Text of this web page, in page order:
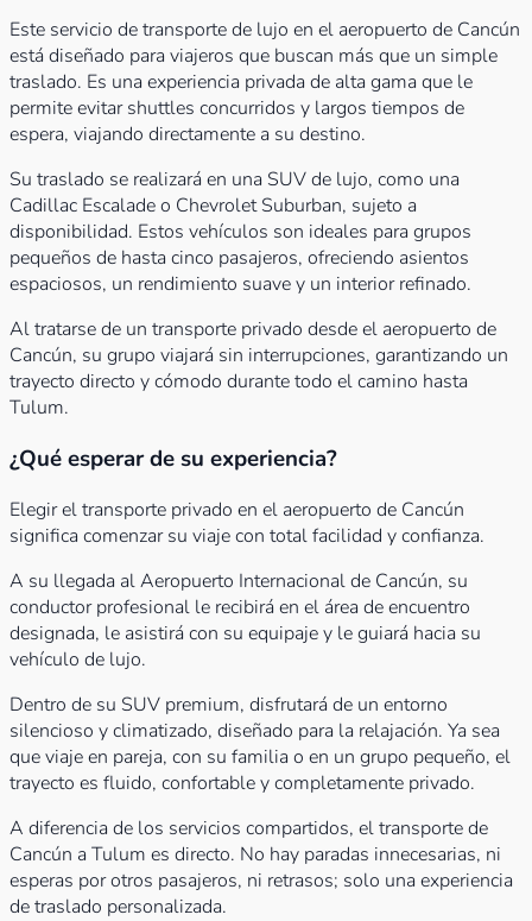
Este servicio de transporte de lujo en el aeropuerto de Cancún
está diseñado para viajeros que buscan más que un simple
traslado. Es una experiencia privada de alta gama que le
permite evitar shuttles concurridos y largos tiempos de
espera, viajando directamente a su destino.
Su traslado se realizará en una SUV de lujo, como una
Cadillac Escalade o Chevrolet Suburban, sujeto a
disponibilidad. Estos vehículos son ideales para grupos
pequeños de hasta cinco pasajeros, ofreciendo asientos
espaciosos, un rendimiento suave y un interior refinado.
Al tratarse de un transporte privado desde el aeropuerto de
Cancún, su grupo viajará sin interrupciones, garantizando un
trayecto directo y cómodo durante todo el camino hasta
Tulum.
¿Qué esperar de su experiencia?
Elegir el transporte privado en el aeropuerto de Cancún
significa comenzar su viaje con total facilidad y confianza.
A su llegada al Aeropuerto Internacional de Cancún, su
conductor profesional le recibirá en el área de encuentro
designada, le asistirá con su equipaje y le guiará hacia su
vehículo de lujo.
Dentro de su SUV premium, disfrutará de un entorno
silencioso y climatizado, diseñado para la relajación. Ya sea
que viaje en pareja, con su familia o en un grupo pequeño, el
trayecto es fluido, confortable y completamente privado.
A diferencia de los servicios compartidos, el transporte de
Cancún a Tulum es directo. No hay paradas innecesarias, ni
esperas por otros pasajeros, ni retrasos; solo una experiencia
de traslado personalizada.